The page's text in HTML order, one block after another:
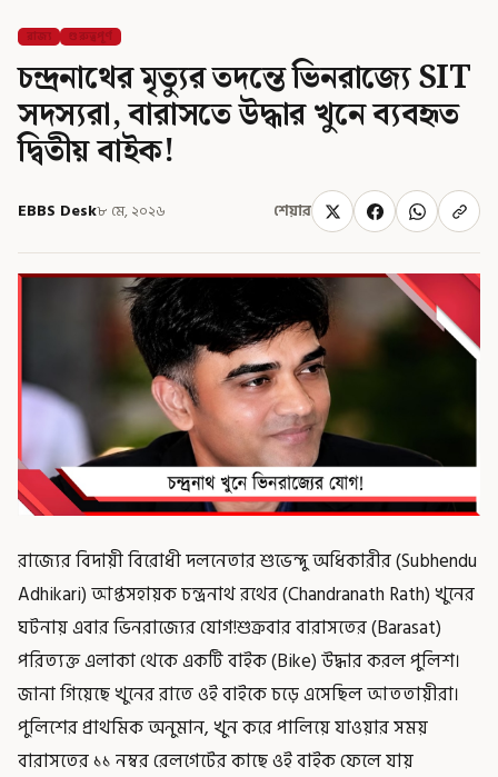
রাজ্য গুরুত্বপূর্ণ
চন্দ্রনাথের মৃত্যুর তদন্তে ভিনরাজ্যে SIT
সদস্যরা, বারাসতে উদ্ধার খুনে ব্যবহৃত
দ্বিতীয় বাইক!
EBBS Desk৮ মে, ২০২৬ শেয়ার
রাজ্যের বিদায়ী বিরোধী দলনেতার শুভেন্দু অধিকারীর (Subhendu
Adhikari) আপ্তসহায়ক চন্দ্রনাথ রথের (Chandranath Rath) খুনের
ঘটনায় এবার ভিনরাজ্যের যোগ!শুক্রবার বারাসতের (Barasat)
পরিত্যক্ত এলাকা থেকে একটি বাইক (Bike) উদ্ধার করল পুলিশ।
জানা গিয়েছে খুনের রাতে ওই বাইকে চড়ে এসেছিল আততায়ীরা।
পুলিশের প্রাথমিক অনুমান, খুন করে পালিয়ে যাওয়ার সময়
বারাসতের ১১ নম্বর রেলগেটের কাছে ওই বাইক ফেলে যায়